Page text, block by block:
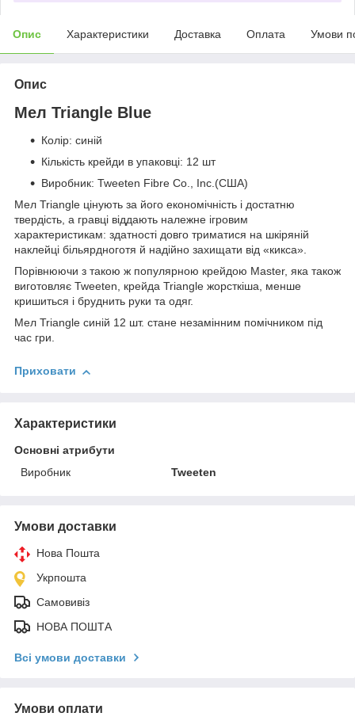
Опис Характеристики Доставка Оплата Умови
Опис
Мел Triangle Blue
Колір: синій
Кількість крейди в упаковці: 12 шт
Виробник: Tweeten Fibre Co., Inc.(США)
Мел Triangle цінують за його економічність і достатню
твердість, а гравці віддають належне ігровим
характеристикам: здатності довго триматися на шкіряній
наклейці більярдноготя й надійно захищати від «кикса».
Порівнюючи з такою ж популярною крейдою Master, яка також
виготовляє Tweeten, крейда Triangle жорсткіша, менше
кришиться і бруднить руки та одяг.
Мел Triangle синій 12 шт. стане незамінним помічником під
час гри.
Приховати
Характеристики
Основні атрибути
Виробник
Tweeten
Умови доставки
Нова Пошта
Укрпошта
Самовивіз
НОВА ПОШТА
Всі умови доставки
Умови оплати